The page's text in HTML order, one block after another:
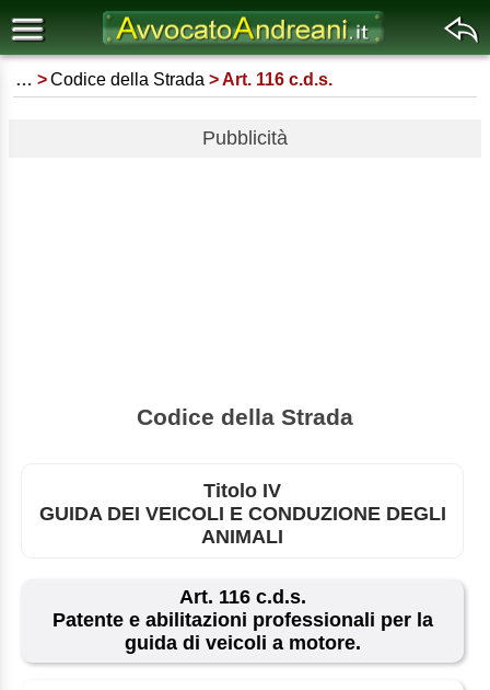
… Codice della Strada Art. 116 c.d.s.
Pubblicità
Codice della Strada
Titolo IV
GUIDA DEI VEICOLI E CONDUZIONE DEGLI
ANIMALI
Art. 116 c.d.s.
Patente e abilitazioni professionali per la
guida di veicoli a motore.